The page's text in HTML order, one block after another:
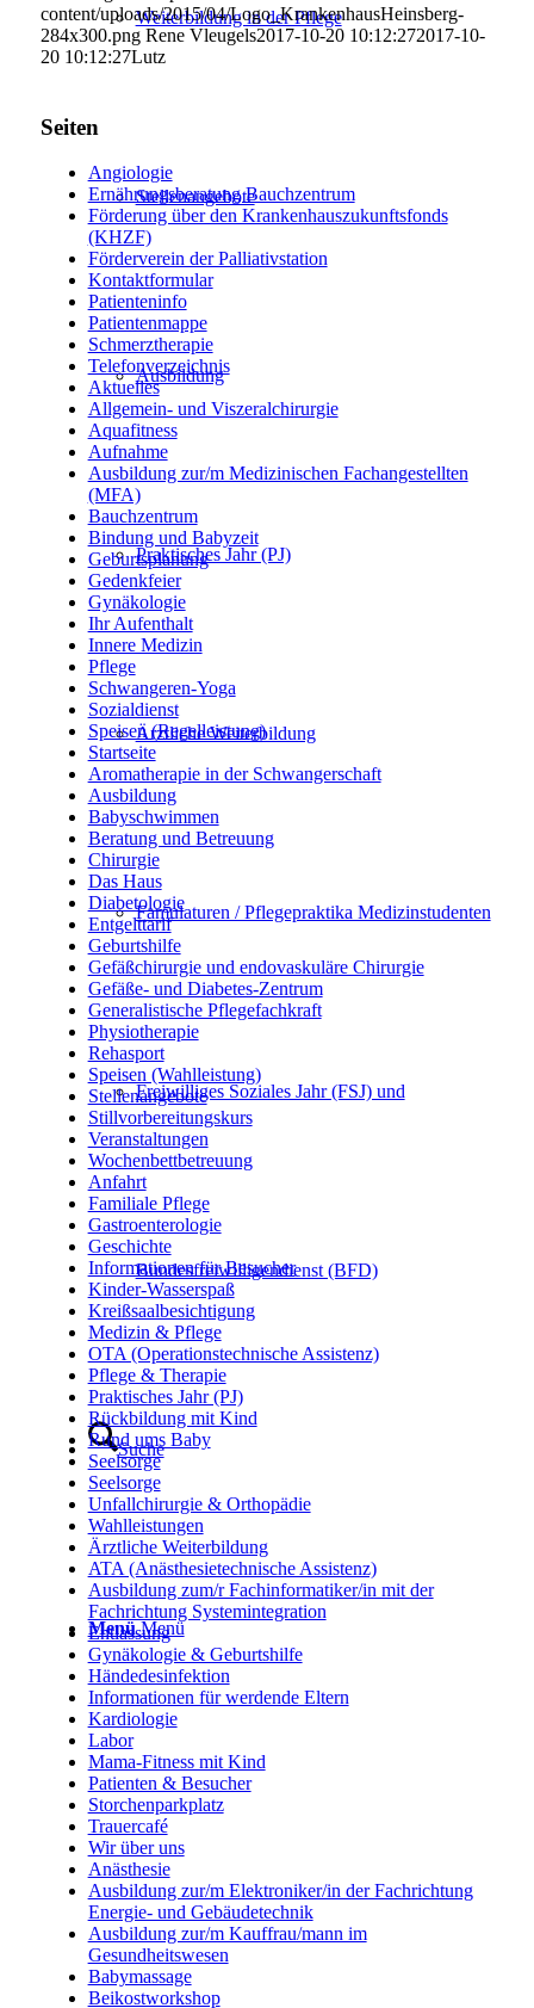
Weiterbildung in der Pflege
Stellenangebote
Ausbildung
Praktisches Jahr (PJ)
Ärztliche Weiterbildung
Famulaturen / Pflegepraktika Medizinstudenten
Freiwilliges Soziales Jahr (FSJ) und
Bundesfreiwilligendienst (BFD)
Suche
Menü Menü
content/uploads/2015/04/Logo_KrankenhausHeinsberg-
284x300.png Rene Vleugels2017-10-20 10:12:272017-10-
20 10:12:27Lutz
Seiten
Angiologie
Ernährungsberatung Bauchzentrum
Förderung über den Krankenhauszukunftsfonds
(KHZF)
Förderverein der Palliativstation
Kontaktformular
Patienteninfo
Patientenmappe
Schmerztherapie
Telefonverzeichnis
Aktuelles
Allgemein- und Viszeralchirurgie
Aquafitness
Aufnahme
Ausbildung zur/m Medizinischen Fachangestellten
(MFA)
Bauchzentrum
Bindung und Babyzeit
Geburtsplanung
Gedenkfeier
Gynäkologie
Ihr Aufenthalt
Innere Medizin
Pflege
Schwangeren-Yoga
Sozialdienst
Speisen (Regelleistung)
Startseite
Aromatherapie in der Schwangerschaft
Ausbildung
Babyschwimmen
Beratung und Betreuung
Chirurgie
Das Haus
Diabetologie
Entgelttarif
Geburtshilfe
Gefäßchirurgie und endovaskuläre Chirurgie
Gefäße- und Diabetes-Zentrum
Generalistische Pflegefachkraft
Physiotherapie
Rehasport
Speisen (Wahlleistung)
Stellenangebote
Stillvorbereitungskurs
Veranstaltungen
Wochenbettbetreuung
Anfahrt
Familiale Pflege
Gastroenterologie
Geschichte
Informationen für Besucher
Kinder-Wasserspaß
Kreißsaalbesichtigung
Medizin & Pflege
OTA (Operationstechnische Assistenz)
Pflege & Therapie
Praktisches Jahr (PJ)
Rückbildung mit Kind
Rund ums Baby
Seelsorge
Seelsorge
Unfallchirurgie & Orthopädie
Wahlleistungen
Ärztliche Weiterbildung
ATA (Anästhesietechnische Assistenz)
Ausbildung zum/r Fachinformatiker/in mit der
Fachrichtung Systemintegration
Entlassung
Gynäkologie & Geburtshilfe
Händedesinfektion
Informationen für werdende Eltern
Kardiologie
Labor
Mama-Fitness mit Kind
Patienten & Besucher
Storchenparkplatz
Trauercafé
Wir über uns
Anästhesie
Ausbildung zur/m Elektroniker/in der Fachrichtung
Energie- und Gebäudetechnik
Ausbildung zur/m Kauffrau/mann im
Gesundheitswesen
Babymassage
Beikostworkshop